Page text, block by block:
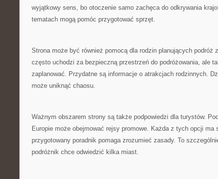
wyjątkowy sens, bo otoczenie samo zachęca do odkrywania
tematach mogą pomóc przygotować sprzęt.
Strona może być również pomocą dla rodzin planujących podróż
często uchodzi za bezpieczną przestrzeń do podróżowania, ale
zaplanować. Przydatne są informacje o atrakcjach rodzinnych.
może uniknąć chaosu.
Ważnym obszarem strony są także podpowiedzi dla turystów.
Europie może obejmować rejsy promowe. Każda z tych opcji ma
przygotowany poradnik pomaga zrozumieć zasady. To
podróżnik chce odwiedzić kilka miast.